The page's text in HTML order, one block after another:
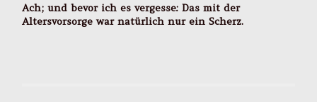
Ach; und bevor ich es vergesse: Das mit der
Altersvorsorge war natürlich nur ein Scherz.